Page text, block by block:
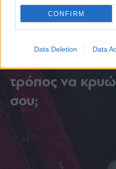
CONFIRM
Data Deletion Data
Ηλιούπολης
τρόπος να
σου;